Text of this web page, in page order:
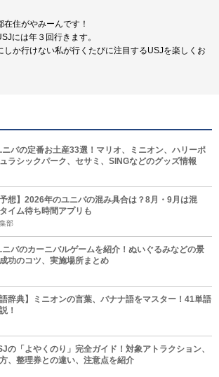
在住がやみーんです！
には年３回行きます。
しか行けない私が行くたびに注目するUSJを楽しくお
ニバの定番お土産33選！マリオ、ミニオン、ハリーポ
ラシックパーク、セサミ、SINGなどのグッズ情報
予想】2026年のユニバの混み具合は？8月・9月は混
イム待ち時間アプリも
部
ニバのカーニバルゲームを紹介！ぬいぐるみなどの景
功のコツ、実施場所まとめ
語辞典】ミニオンの言葉、バナナ語をマスター！41単語
！
の「よやくのり」完全ガイド！対象アトラクション、
、整理券との違い、注意点を紹介